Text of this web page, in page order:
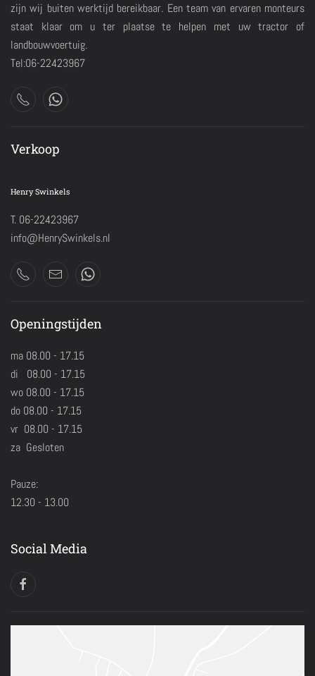
zijn wij buiten werktijd bereikbaar. Een team van ervaren monteurs
staat klaar om u ter plaatse te helpen met uw tractor of
landbouwvoertuig.
Tel:06-22423967
Verkoop
Henry Swinkels
T. 06-22423967
info@HenrySwinkels.nl
Openingstijden
ma 08.00 - 17.15
di 08.00 - 17.15
wo 08.00 - 17.15
do 08.00 - 17.15
vr 08.00 - 17.15
za Gesloten
Pauze:
12.30 - 13.00
Social Media